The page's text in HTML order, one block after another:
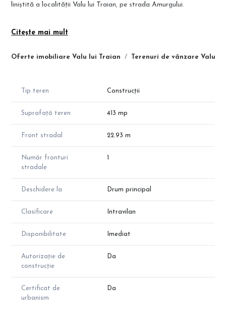
Oferte imobiliare Valu lui Traian Terenuri de vânzare Valu
liniștită a localității Valu lui Traian, pe strada Amurgului.
• Suprafață totală: 413 mp
disponibile;
• Suprafață construită desfășurată: 270 mp;
#Avantaje:
• Documentație completă pentru construcție;
• Zonă rezidențială în dezvoltare;
• Posibilitate de continuare imediată a lucrărilor.
Pentru detalii suplimentare și vizionare, vă rugăm să ne
Citește mai mult
Tip teren Construcții
Suprafață teren 413 mp
Front stradal 22.93 m
Număr fronturi
stradale
Deschidere la Drum principal
Clasificare Intravilan
Disponibilitate Imediat
Autorizație de
construcție
Da
Certificat de
urbanism
Da